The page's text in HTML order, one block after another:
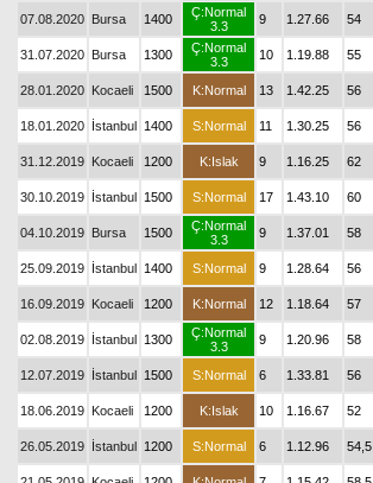
07.08.2020 Bursa 1400
Ç:Normal
3.3
9 1.27.66 54
31.07.2020 Bursa 1300
Ç:Normal
3.3
10 1.19.88 55
28.01.2020 Kocaeli 1500 K:Normal 13 1.42.25 56
18.01.2020 İstanbul 1400 S:Normal 11 1.30.25 56
31.12.2019 Kocaeli 1200 K:Islak 9 1.16.25 62
30.10.2019 İstanbul 1500 S:Normal 17 1.43.10 60
04.10.2019 Bursa 1500
Ç:Normal
3.3
9 1.37.01 58
25.09.2019 İstanbul 1400 S:Normal 9 1.28.64 56
16.09.2019 Kocaeli 1200 K:Normal 12 1.18.64 57
02.08.2019 İstanbul 1300
Ç:Normal
3.3
9 1.20.96 58
12.07.2019 İstanbul 1500 S:Normal 6 1.33.81 56
18.06.2019 Kocaeli 1200 K:Islak 10 1.16.67 52
26.05.2019 İstanbul 1200 S:Normal 6 1.12.96 54,5